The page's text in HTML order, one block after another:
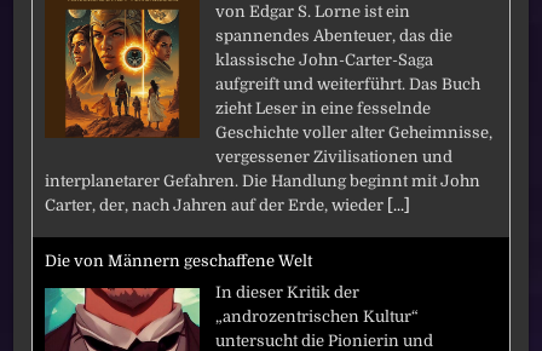
von Edgar S. Lorne ist ein
spannendes Abenteuer, das die
klassische John-Carter-Saga
aufgreift und weiterführt. Das Buch
zieht Leser in eine fesselnde
Geschichte voller alter Geheimnisse,
vergessener Zivilisationen und
interplanetarer Gefahren. Die Handlung beginnt mit John
Carter, der, nach Jahren auf der Erde, wieder [...]
Die von Männern geschaffene Welt
In dieser Kritik der
„androzentrischen Kultur“
untersucht die Pionierin und